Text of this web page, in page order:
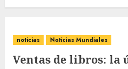
noticias Noticias Mundiales
Ventas de libros: la